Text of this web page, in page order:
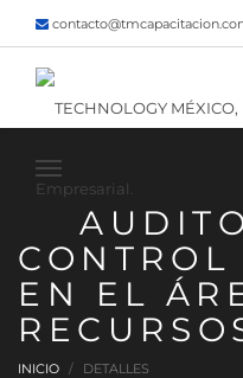
55 47 60 80 49
Inicio ¿Quiénes somos?
¡Siguenos!
EN EL
INICIO DETALLES